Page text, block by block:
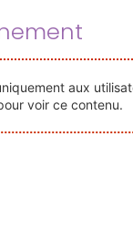
aux
voir ce contenu.